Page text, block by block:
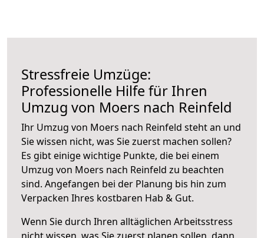
Stressfreie Umzüge:
Professionelle Hilfe für Ihren
Umzug von Moers nach Reinfeld
Ihr Umzug von Moers nach Reinfeld steht an und
Sie wissen nicht, was Sie zuerst machen sollen?
Es gibt einige wichtige Punkte, die bei einem
Umzug von Moers nach Reinfeld zu beachten
sind. Angefangen bei der Planung bis hin zum
Verpacken Ihres kostbaren Hab & Gut.
Wenn Sie durch Ihren alltäglichen Arbeitsstress